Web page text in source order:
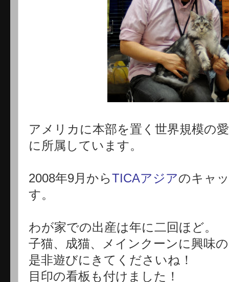
アメリカに本部を置く世界規模の
に所属しています。
2008年9月からTICAアジアのキャ
す。
わが家での出産は年に二回ほど。
子猫、成猫、メインクーンに興味
是非遊びにきてくださいね！
目印の看板も付けました！